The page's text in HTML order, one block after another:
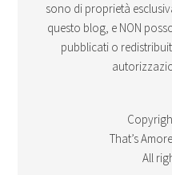
sono di proprietà
questo blog, e NON
pubblicati o
That’s
All